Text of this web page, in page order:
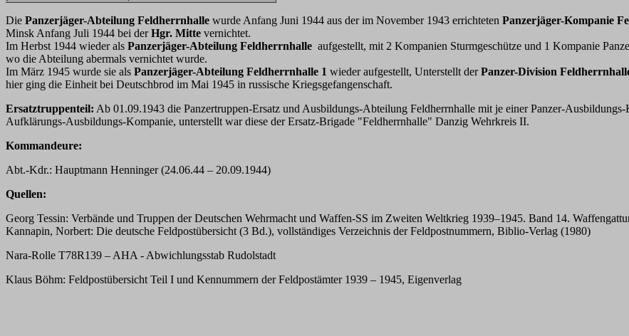
Die Panzerjäger-Abteilung Feldherrnhalle wurde Anfang Juni 1944 aus der im November 1943 errichteten Panzerjäger-Kompanie
Minsk Anfang Juli 1944 bei derHgr. Mitte vernichtet.
Im Herbst 1944 wieder als Panzerjäger-Abteilung Feldherrnhalle aufgestellt, mit 2 Kompanien Sturmgeschütze und 1 Kompanie
wo die Abteilung abermals vernichtet wurde.
Im März 1945 wurde sie als Panzerjäger-Abteilung Feldherrnhalle 1 wieder aufgestellt, Unterstellt derPanzer-Division
hier ging die Einheit bei Deutschbrod im Mai 1945 in russische Kriegsgefangenschaft.
Ersatztruppenteil: Ab 01.09.1943 die Panzertruppen-Ersatz und Ausbildungs-Abteilung Feldherrnhalle mit je einer Panzer-
Aufklärungs-Ausbildungs-Kompanie, unterstellt war diese der Ersatz-Brigade "Feldherrnhalle" Danzig Wehrkreis II.
Kommandeure:
Abt.-Kdr.: Hauptmann Henninger (24.06.44 – 20.09.1944)
Quellen:
Georg Tessin: Verbände und Truppen der Deutschen Wehrmacht und Waffen-SS im Zweiten Weltkrieg 1939–1945. Band 14.
Kannapin, Norbert: Die deutsche Feldpostübersicht (3 Bd.), vollständiges Verzeichnis der Feldpostnummern, Biblio-Verlag (1980)
Nara-Rolle T78R139 – AHA - Abwichlungsstab Rudolstadt
Klaus Böhm: Feldpostübersicht Teil I und Kennummern der Feldpostämter 1939 – 1945, Eigenverlag